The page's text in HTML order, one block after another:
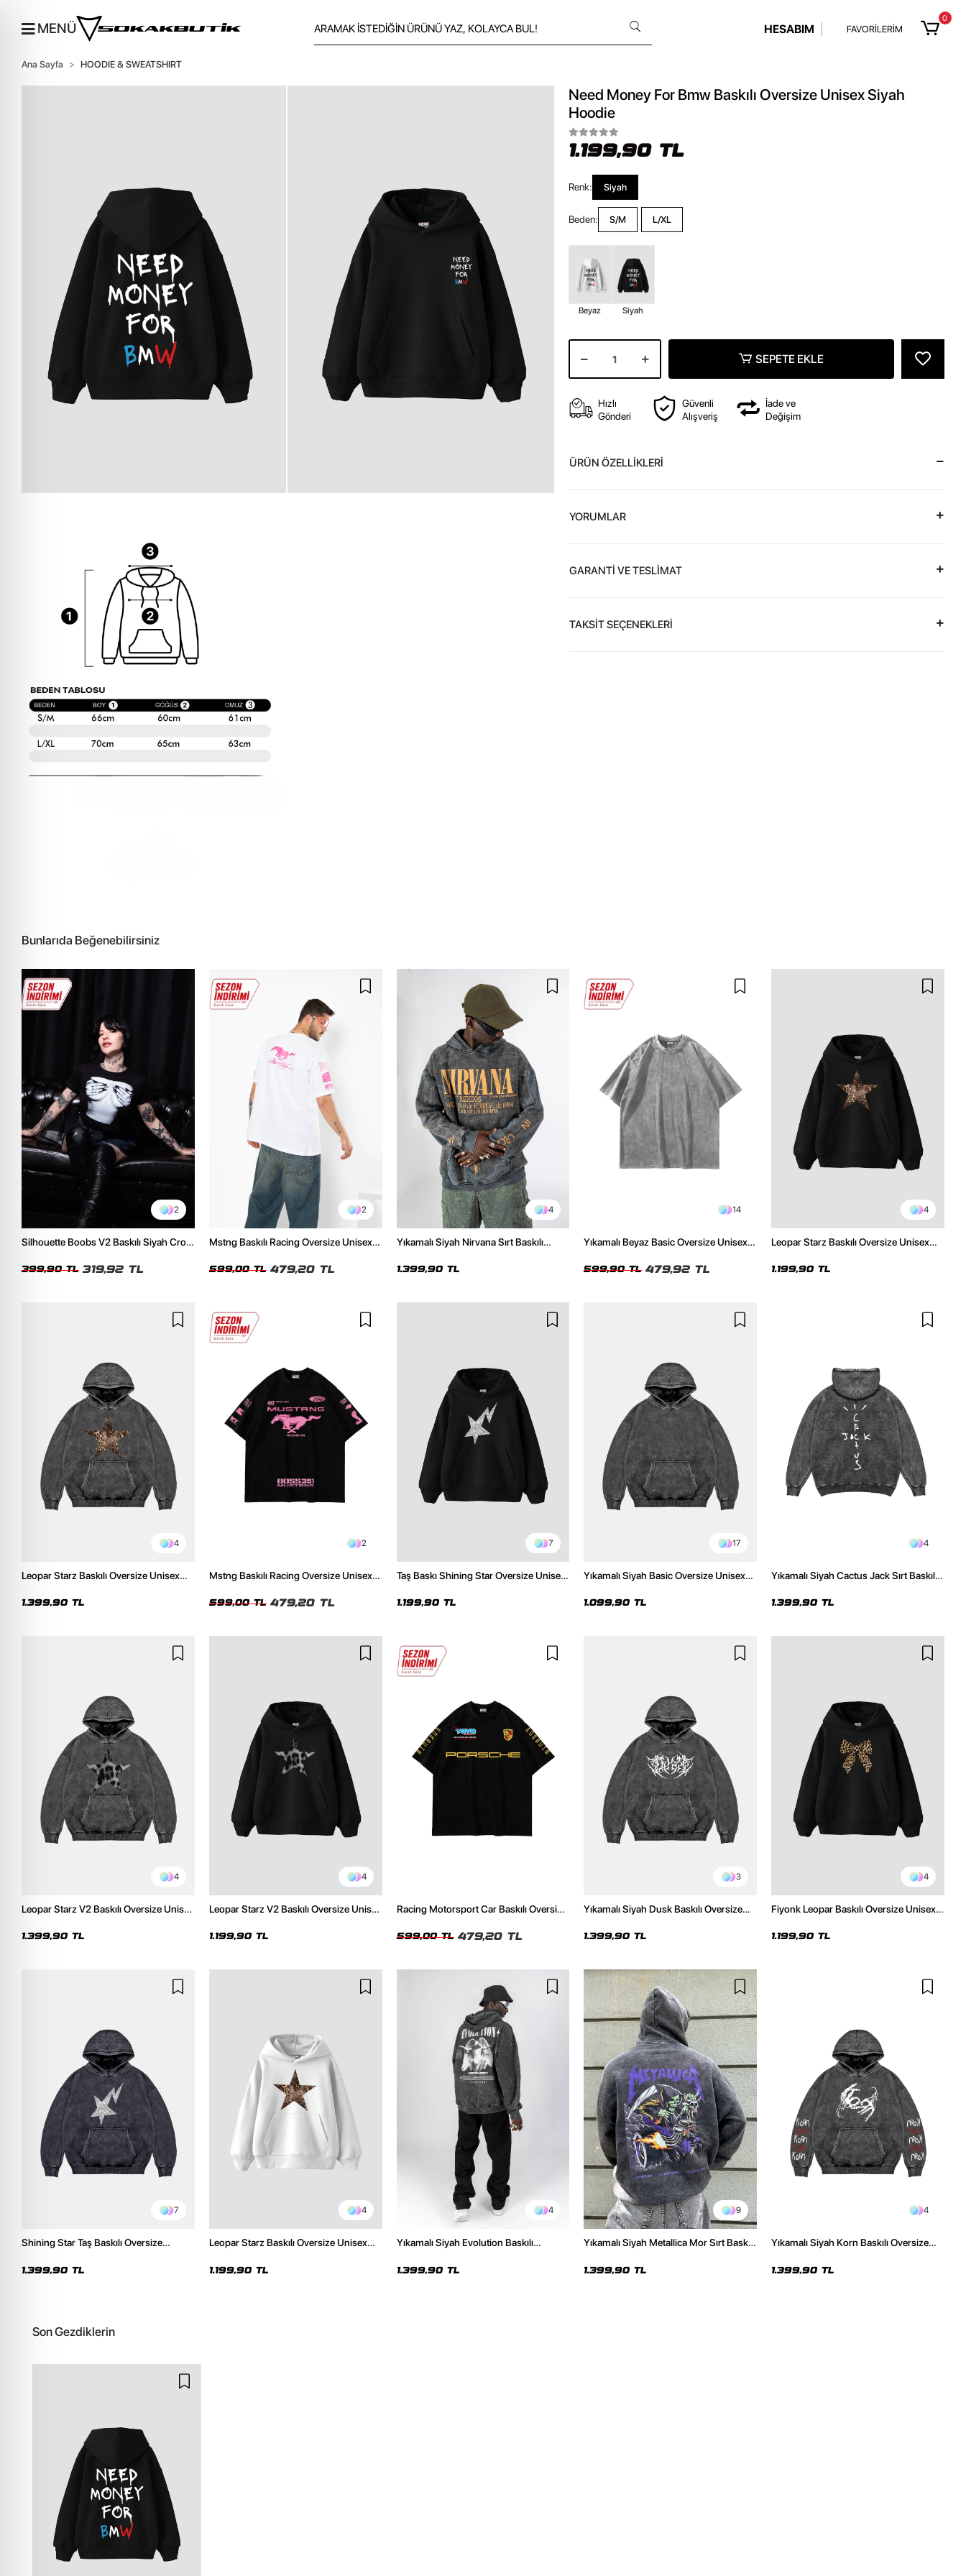
MENÜ HESABIM FAVORİLERİM
0
Ana Sayfa HOODIE & SWEATSHIRT
Need Money For Bmw Baskılı Oversize Unisex Siyah
Hoodie
1.199,90 TL
Renk: Siyah
Beden: S/M L/XL
Beyaz Siyah
SEPETE EKLE
Hızlı
Gönderi
Güvenli
Alışveriş
İade ve
Değişim
ÜRÜN ÖZELLİKLERİ
YORUMLAR
GARANTİ VE TESLİMAT
TAKSİT SEÇENEKLERİ
Bunlarıda Beğenebilirsiniz
2
Silhouette Boobs V2 Baskılı Siyah Crop
399,90 TL 319,92 TL
2
Mstng Baskılı Racing Oversize Unisex
599,00 TL 479,20 TL
4
Yıkamalı Siyah Nirvana Sırt Baskılı
1.399,90 TL
14
Yıkamalı Beyaz Basic Oversize Unisex
599,90 TL 479,92 TL
4
Leopar Starz Baskılı Oversize Unisex
1.199,90 TL
4
Leopar Starz Baskılı Oversize Unisex
1.399,90 TL
2
Mstng Baskılı Racing Oversize Unisex
599,00 TL 479,20 TL
7
Taş Baskı Shining Star Oversize Unisex
1.199,90 TL
17
Yıkamalı Siyah Basic Oversize Unisex
1.099,90 TL
4
Yıkamalı Siyah Cactus Jack Sırt Baskılı
1.399,90 TL
4
Leopar Starz V2 Baskılı Oversize Unisex
1.399,90 TL
4
Leopar Starz V2 Baskılı Oversize Unisex
1.199,90 TL
Racing Motorsport Car Baskılı Oversize
599,00 TL 479,20 TL
3
Yıkamalı Siyah Dusk Baskılı Oversize
1.399,90 TL
4
Fiyonk Leopar Baskılı Oversize Unisex
1.199,90 TL
7
Shining Star Taş Baskılı Oversize
1.399,90 TL
4
Leopar Starz Baskılı Oversize Unisex
1.199,90 TL
4
Yıkamalı Siyah Evolution Baskılı
1.399,90 TL
9
Yıkamalı Siyah Metallica Mor Sırt Baskılı
1.399,90 TL
4
Yıkamalı Siyah Korn Baskılı Oversize
1.399,90 TL
Son Gezdiklerin